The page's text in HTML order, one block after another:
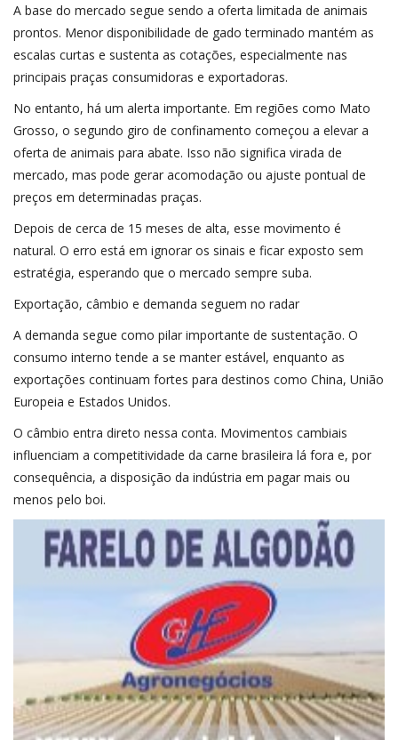
A base do mercado segue sendo a oferta limitada de animais
prontos. Menor disponibilidade de gado terminado mantém as
escalas curtas e sustenta as cotações, especialmente nas
principais praças consumidoras e exportadoras.
No entanto, há um alerta importante. Em regiões como Mato
Grosso, o segundo giro de confinamento começou a elevar a
oferta de animais para abate. Isso não significa virada de
mercado, mas pode gerar acomodação ou ajuste pontual de
preços em determinadas praças.
Depois de cerca de 15 meses de alta, esse movimento é
natural. O erro está em ignorar os sinais e ficar exposto sem
estratégia, esperando que o mercado sempre suba.
Exportação, câmbio e demanda seguem no radar
A demanda segue como pilar importante de sustentação. O
consumo interno tende a se manter estável, enquanto as
exportações continuam fortes para destinos como China, União
Europeia e Estados Unidos.
O câmbio entra direto nessa conta. Movimentos cambiais
influenciam a competitividade da carne brasileira lá fora e, por
consequência, a disposição da indústria em pagar mais ou
menos pelo boi.